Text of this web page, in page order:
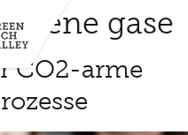
gase
CO2-arme